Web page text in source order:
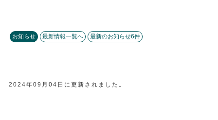
入居をご希望のお客様へ
全国1,500社のパートナー企業
お知らせ 最新情報一覧へ 最新のお知らせ6件
2024年09月04日に更新されました。